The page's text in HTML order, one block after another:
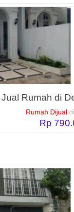
Jual Rumah di
Rumah Dijual
Rp